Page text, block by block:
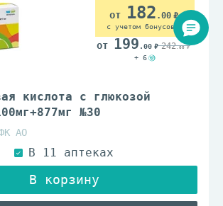
кислота с глюкозой
№30
АО
182 .00
с учетом бонусов
199 .00 242.00
+ 6